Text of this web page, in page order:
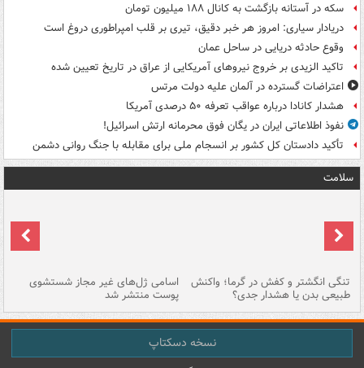
سکه در آستانه بازگشت به کانال ۱۸۸ میلیون تومان
دریادار سیاری: امروز هر خبر دقیق، تیری بر قلب امپراطوری دروغ است
وقوع حادثه دریایی در ساحل عمان
تاکید الزیدی بر خروج نیروهای آمریکایی از عراق در تاریخ تعیین شده
اعتراضات گسترده در آلمان علیه دولت مرتس
هشدار کانادا درباره عواقب تعرفه ۵۰ درصدی آمریکا
نفوذ اطلاعاتی ایران در یگان فوق محرمانه ارتش اسرائیل!
تأکید دادستان کل کشور بر انسجام ملی برای مقابله با جنگ روانی دشمن
سلامت
تنگی انگشتر و کفش در گرما؛ واکنش
طبیعی بدن یا هشدار جدی؟
اسامی ژل‌های غیر مجاز شستشوی
پوست منتشر شد
نسخه دسکتاپ